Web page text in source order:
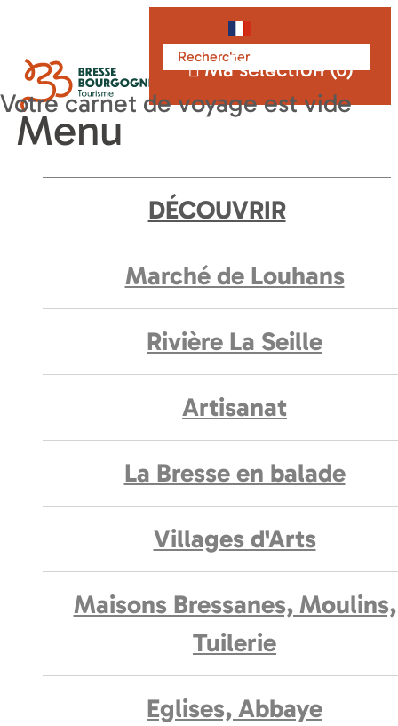
Français
Ma sélection (0)
Menu
DÉCOUVRIR
Marché de Louhans
Rivière La Seille
Artisanat
La Bresse en balade
Villages d'Arts
Maisons Bressanes, Moulins,
Tuilerie
Eglises, Abbaye